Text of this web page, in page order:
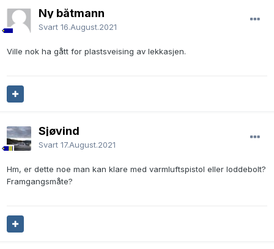
Ny båtmann
Svart 16.August.2021
Ville nok ha gått for plastsveising av lekkasjen.
Sjøvind
Svart 17.August.2021
Hm, er dette noe man kan klare med varmluftspistol eller loddebolt?
Framgangsmåte?